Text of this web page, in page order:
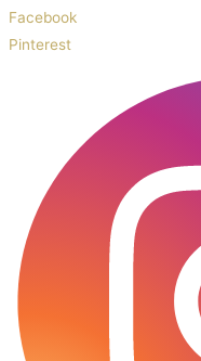
Facebook
Pinterest